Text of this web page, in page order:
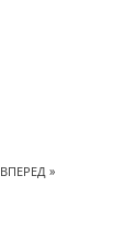
ВПЕРЕД »